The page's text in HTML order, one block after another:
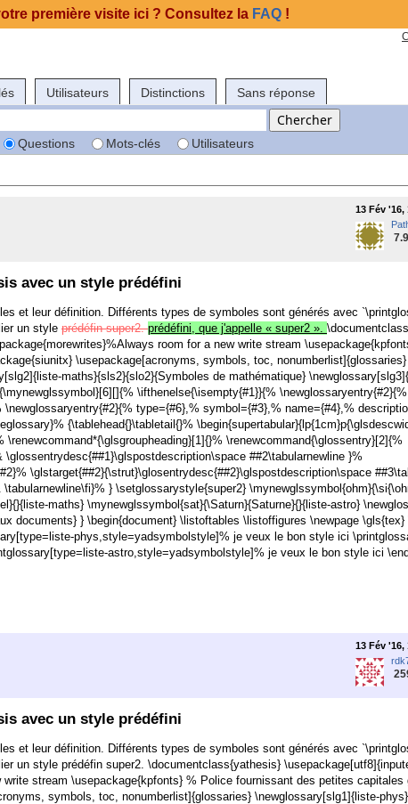
Utilisateurs Distinctions Sans réponse
Questions Mots-clés Utilisateurs
13 Fév '16,
avec un style prédéfini
et leur définition. Différents types de symboles sont générés avec
un style prédéfin super2.prédéfini, que j'appelle « super2 ».
room for a new write stream
\usepackage[acronyms, symbols, toc,
maths}{sls2}{slo2}{Symboles de mathématique}
\ifthenelse{\isempty{#1}}{%
type={#6},% symbol={#3},% name={#4},%
{\tablehead{}\tabletail{}%
\renewcommand{\glossentry}[2]{%
##2\tabularnewline }%
\glstarget{##2}{\strut}\glosentrydesc{##2}\glspostdescription\space
} \setglossarystyle{super2}
maths} \mynewglssymbol{sat}{\Saturn}{Saturne}{}{liste-astro}
documents} } \begin{document} \listoftables \listoffigures \newpage
phys,style=yadsymbolstyle]% je veux le bon style ici
astro,style=yadsymbolstyle]% je veux le bon style ici
13 Fév '16,
avec un style prédéfini
et leur définition. Différents types de symboles sont générés avec
un style prédéfin super2. \documentclass{yathesis}
stream \usepackage{kpfonts} % Police fournissant des petites capitales
symbols, toc, nonumberlist]{glossaries} \newglossary[slg1]{liste-
première visite ici ? Consultez la FAQ !